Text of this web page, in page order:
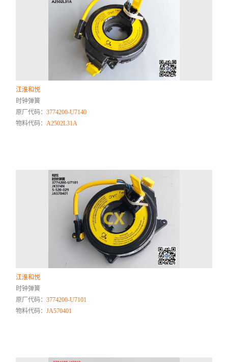
江淮和悦
时钟弹簧
原厂代码：3774200-U7140
物料代码： A2502L31A
江淮和悦
时钟弹簧
原厂代码：3774200-U7101
物料代码：JA570401